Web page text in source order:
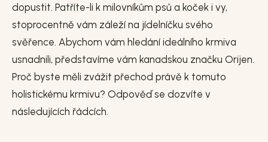
dopustit. Patříte-li k milovníkům psů a koček i vy,
stoprocentně vám záleží na jídelníčku svého
svěřence. Abychom vám hledání ideálního krmiva
usnadnili, představíme vám kanadskou značku Orijen.
Proč byste měli zvážit přechod právě k tomuto
holistickému krmivu? Odpověď se dozvíte v
následujících řádcích.